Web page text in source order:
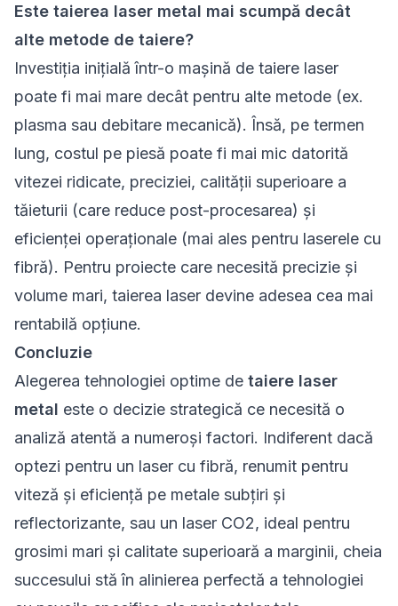
Este taierea laser metal mai scumpă decât
alte metode de taiere?
Investiția inițială într-o mașină de taiere laser
poate fi mai mare decât pentru alte metode (ex.
plasma sau debitare mecanică). Însă, pe termen
lung, costul pe piesă poate fi mai mic datorită
vitezei ridicate, preciziei, calității superioare a
tăieturii (care reduce post-procesarea) și
eficienței operaționale (mai ales pentru laserele cu
fibră). Pentru proiecte care necesită precizie și
volume mari, taierea laser devine adesea cea mai
rentabilă opțiune.
Concluzie
Alegerea tehnologiei optime de taiere laser
metal este o decizie strategică ce necesită o
analiză atentă a numeroși factori. Indiferent dacă
optezi pentru un laser cu fibră, renumit pentru
viteză și eficiență pe metale subțiri și
reflectorizante, sau un laser CO2, ideal pentru
grosimi mari și calitate superioară a marginii, cheia
succesului stă în alinierea perfectă a tehnologiei